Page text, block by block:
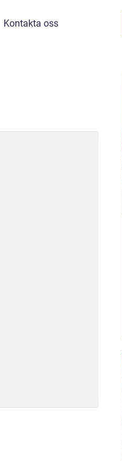
Kontakta oss